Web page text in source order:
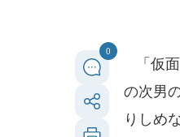
0
「仮
の次男
りしめ